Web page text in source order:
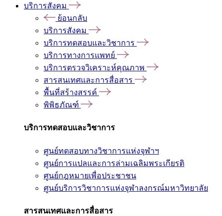
บริการสังคม
ย้อนกลับ
บริการสังคม
บริการทดสอบและวิชาการ
บริการทางการแพทย์
บริการตรวจวิเคราะห์คุณภาพ
สารสนเทศและการสื่อสาร
พื้นที่สร้างสรรค์
พิพิธภัณฑ์
บริการทดสอบและวิชาการ
ศูนย์ทดสอบทางวิชาการแห่งจุฬาฯ
ศูนย์การแปลและการล่ามเฉลิมพระเกียรติ
ศูนย์กฎหมายเพื่อประชาชน
ศูนย์บริการวิชาการแห่งจุฬาลงกรณ์มหาวิทยาลัย
สารสนเทศและการสื่อสาร